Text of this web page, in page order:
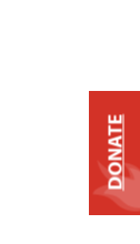
DONATE